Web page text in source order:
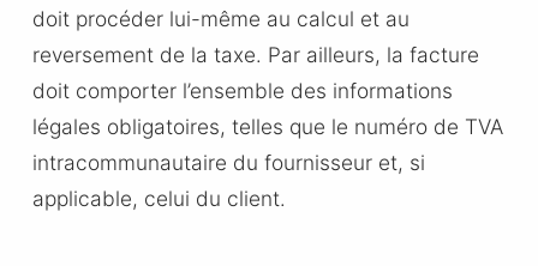
doit procéder lui-même au calcul et au
reversement de la taxe. Par ailleurs, la facture
doit comporter l’ensemble des informations
légales obligatoires, telles que le numéro de TVA
intracommunautaire du fournisseur et, si
applicable, celui du client.